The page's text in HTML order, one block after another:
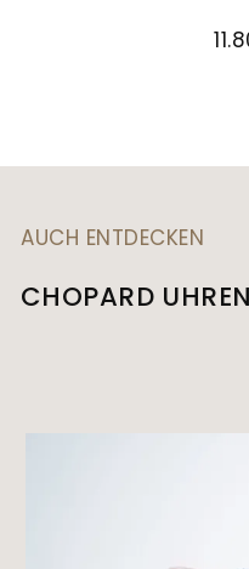
AUCH ENTDECKEN
CHOPARD